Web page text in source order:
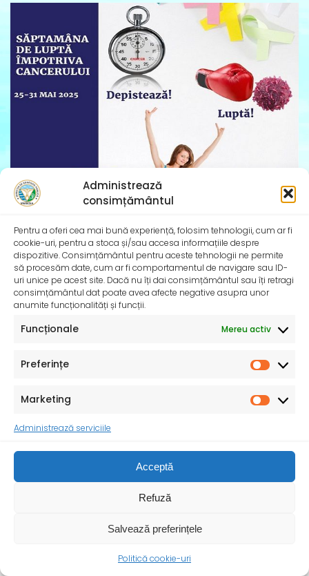
Administrează
consimțământul
Pentru a oferi cea mai bună experiență, folosim tehnologii, cum ar fi
cookie-uri, pentru a stoca și/sau accesa informațiile despre
dispozitive. Consimțământul pentru aceste tehnologii ne permite
să procesăm date, cum ar fi comportamentul de navigare sau ID-
uri unice pe acest site. Dacă nu îți dai consimțământul sau îți retragi
consimțământul dat poate avea afecte negative asupra unor
anumite funcționalități și funcții.
Funcționale Mereu activ
Preferințe
Marketing
Administrează serviciile
Acceptă
Refuză
Salvează preferințele
Politică cookie-uri
Săptămâna Europeană împotriva cancerului – 25-31
Săptămâna Europeană împotriva cancerului (European
Week Against Cancer EWAC) are loc între 25 și 31
Consumul de sare iodată – O măsură importantă
Ministerul Sănătății, în parteneriat cu Institutul Național
de Sănătate Publică, reamintește populației importanța
utilizării sării